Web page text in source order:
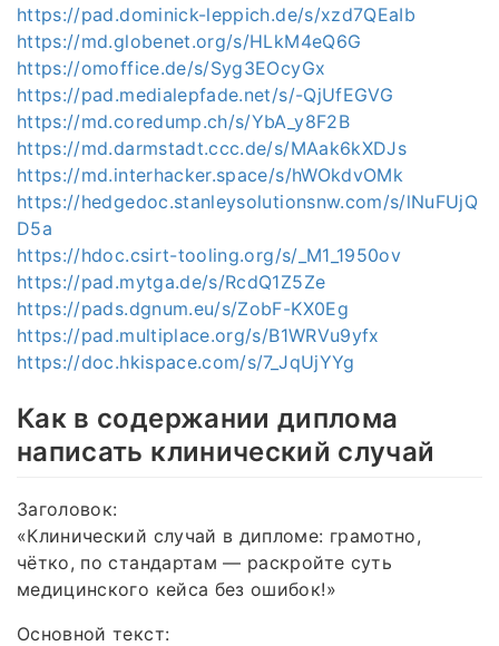
https://pad.dominick-leppich.de/s/xzd7QEaIb
https://md.globenet.org/s/HLkM4eQ6G
https://omoffice.de/s/Syg3EOcyGx
https://pad.medialepfade.net/s/-QjUfEGVG
https://md.coredump.ch/s/YbA_y8F2B
https://md.darmstadt.ccc.de/s/MAak6kXDJs
https://md.interhacker.space/s/hWOkdvOMk
https://hedgedoc.stanleysolutionsnw.com/s/lNuFUjQ
D5a
https://hdoc.csirt-tooling.org/s/_M1_1950ov
https://pad.mytga.de/s/RcdQ1Z5Ze
https://pads.dgnum.eu/s/ZobF-KX0Eg
https://pad.multiplace.org/s/B1WRVu9yfx
https://doc.hkispace.com/s/7_JqUjYYg
Как в содержании диплома
написать клинический случай
Заголовок:
«Клинический случай в дипломе: грамотно,
чётко, по стандартам — раскройте суть
медицинского кейса без ошибок!»
Основной текст: